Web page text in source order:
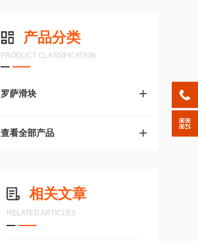
产品分类
PRODUCT CLASSIFICATION
罗萨滑块
查看全部产品
相关文章
RELATED ARTICLES